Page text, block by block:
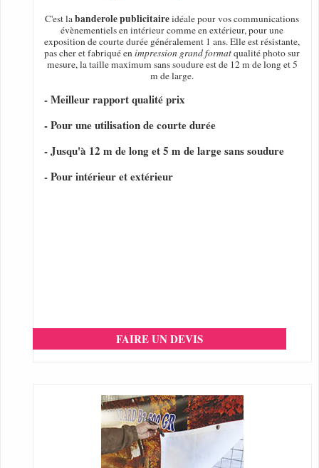
C'est labanderole publicitaireidéale pour vos communications
évènementiels en intérieur comme en extérieur, pour une
exposition de courte durée généralement 1 ans. Elle est résistante,
pas cher et fabriqué enimpression grand formatqualité photo sur
mesure, la taille maximum sans soudure est de 12 m de long et 5
m de large.
- Meilleur rapport qualité prix
- Pour une utilisation de courte durée
- Jusqu'à 12 m de long et 5 m de large sans soudure
- Pour intérieur et extérieur
FAIRE UN DEVIS